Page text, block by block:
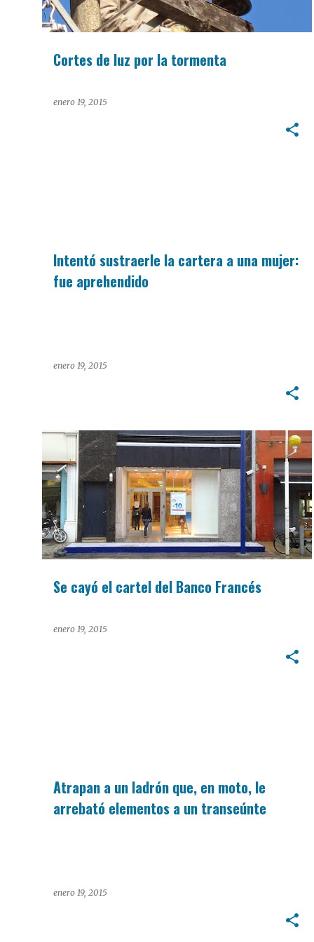
Cortes de luz por la tormenta
enero 19, 2015
Intentó sustraerle la cartera a una mujer:
fue aprehendido
enero 19, 2015
Se cayó el cartel del Banco Francés
enero 19, 2015
Atrapan a un ladrón que, en moto, le
arrebató elementos a un transeúnte
enero 19, 2015